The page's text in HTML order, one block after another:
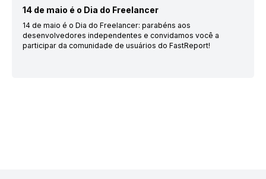
14 de maio é o Dia do Freelancer
14 de maio é o Dia do Freelancer: parabéns aos
desenvolvedores independentes e convidamos você a
participar da comunidade de usuários do FastReport!